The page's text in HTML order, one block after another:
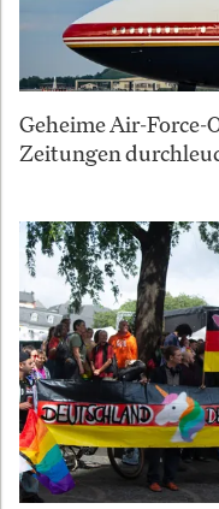
Geheime Air-Force-
Zeitungen